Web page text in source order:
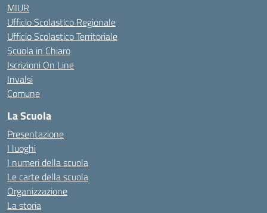
MIUR
Ufficio Scolastico Regionale
Ufficio Scolastico Territoriale
Scuola in Chiaro
Iscrizioni On Line
Invalsi
Comune
La Scuola
Presentazione
I luoghi
I numeri della scuola
Le carte della scuola
Organizzazione
La storia